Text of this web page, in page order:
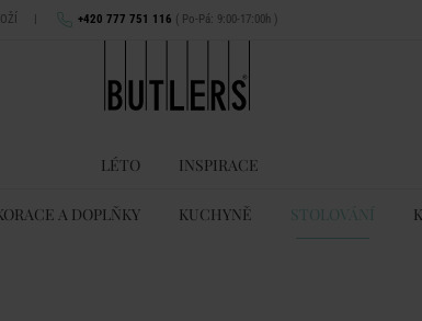
| +420 777 751 116 ( Po-Pá: 9:00-17:00h )
LÉTO INSPIRACE
A DOPLŇKY KUCHYNĚ STOLOVÁNÍ